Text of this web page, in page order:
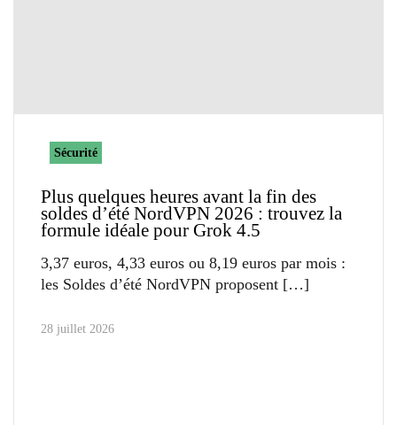
Sécurité
Plus quelques heures avant la fin des
soldes d’été NordVPN 2026 : trouvez la
formule idéale pour Grok 4.5
3,37 euros, 4,33 euros ou 8,19 euros par mois :
les Soldes d’été NordVPN proposent
28 juillet 2026